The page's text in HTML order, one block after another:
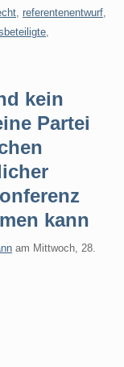
referentenentwurf
kein
Partei
kann
am Mittwoch, 28.